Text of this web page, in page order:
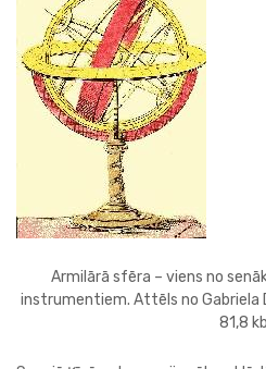
Armilārā sfēra – viens no
instrumentiem. Attēls no Gabriela
81,8 kb